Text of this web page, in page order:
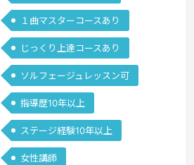
１曲マスターコースあり
じっくり上達コースあり
ソルフェージュレッスン可
指導歴10年以上
ステージ経験10年以上
女性講師